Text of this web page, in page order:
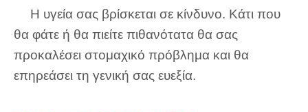
Η υγεία σας βρίσκεται σε κίνδυνο. Κάτι που
θα φάτε ή θα πιείτε πιθανότατα θα σας
προκαλέσει στομαχικό πρόβλημα και θα
επηρεάσει τη γενική σας ευεξία.